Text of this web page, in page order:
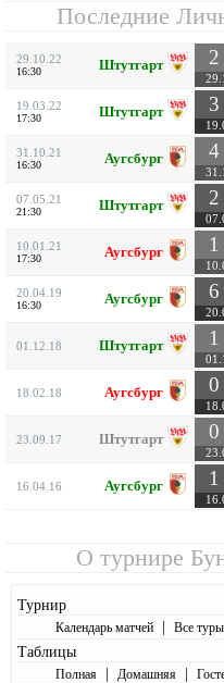
Последние
29.10.22
16:30 Штутгарт 2
19.03.22
17:30 Штутгарт 3
31.10.21
16:30 Аугсбург 4
07.05.21
21:30 Штутгарт 2
10.01.21
17:30 Аугсбург
20.04.19
16:30 Аугсбург 6
01.12.18 Штутгарт 1
18.02.18 Аугсбург 0
23.09.17 Штутгарт 0
16.04.16 Аугсбург 1
О турнире
Турнир
Календарь матчей | Все
Таблицы
Полная | Домашняя |